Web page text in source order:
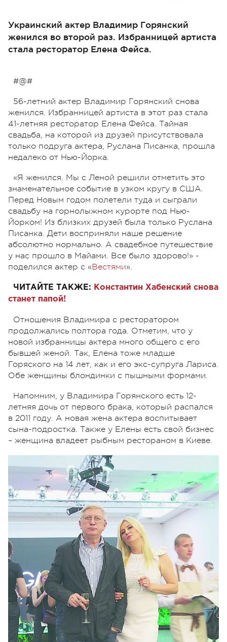
Украинский актер Владимир Горянский
женился во второй раз. Избранницей артиста
стала ресторатор Елена Фейса.
#@#
56-летний актер Владимир Горянский снова
женился. Избранницей артиста в этот раз стала
41-летняя ресторатор Елена Фейса. Тайная
свадьба, на которой из друзей присутствовала
только подруга актера, Руслана Писанка, прошла
недалеко от Нью-Йорка.
«Я женился. Мы с Леной решили отметить это
знаменательное событие в узком кругу в США.
Перед Новым годом полетели туда и сыграли
свадьбу на горнолыжном курорте под Нью-
Йорком! Из близких друзей была только Руслана
Писанка. Дети восприняли наше решение
абсолютно нормально. А свадебное путешествие
у нас прошло в Майами. Все было здорово!» -
поделился актер с «Вестями».
ЧИТАЙТЕ ТАКЖЕ: Константин Хабенский снова
станет папой!
Отношения Владимира с ресторатором
продолжались полтора года. Отметим, что у
новой избранницы актера много общего с его
бывшей женой. Так, Елена тоже младше
Горяского на 14 лет, как и его экс-супруга Лариса.
Обе женщины блондинки с пышными формами.
Напомним, у Владимира Горянского есть 12-
летняя дочь от первого брака, который распался
в 2011 году. А новая жена актера воспитывает
сына-подростка. Также у Елены есть свой бизнес
– женщина владеет рыбным рестораном в Киеве.